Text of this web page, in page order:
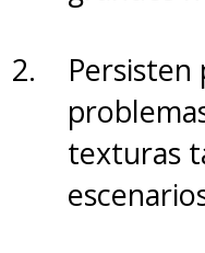
Persisten
texturas